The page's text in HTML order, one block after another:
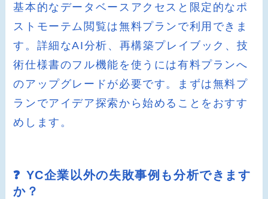
基本的なデータベースアクセスと限定的なポ
ストモーテム閲覧は無料プランで利用できま
す。詳細なAI分析、再構築プレイブック、技
術仕様書のフル機能を使うには有料プランへ
のアップグレードが必要です。まずは無料プ
ランでアイデア探索から始めることをおすす
めします。
❓ YC企業以外の失敗事例も分析できます
か？